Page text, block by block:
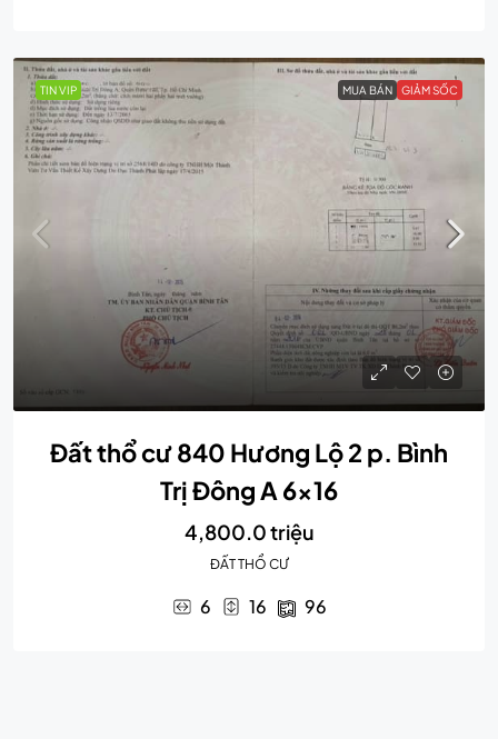
TIN VIP MUA BÁN GIẢM SỐC
Đất thổ cư 840 Hương Lộ 2 p. Bình
Trị Đông A 6×16
4,800.0 triệu
ĐẤT THỔ CƯ
6 16 96